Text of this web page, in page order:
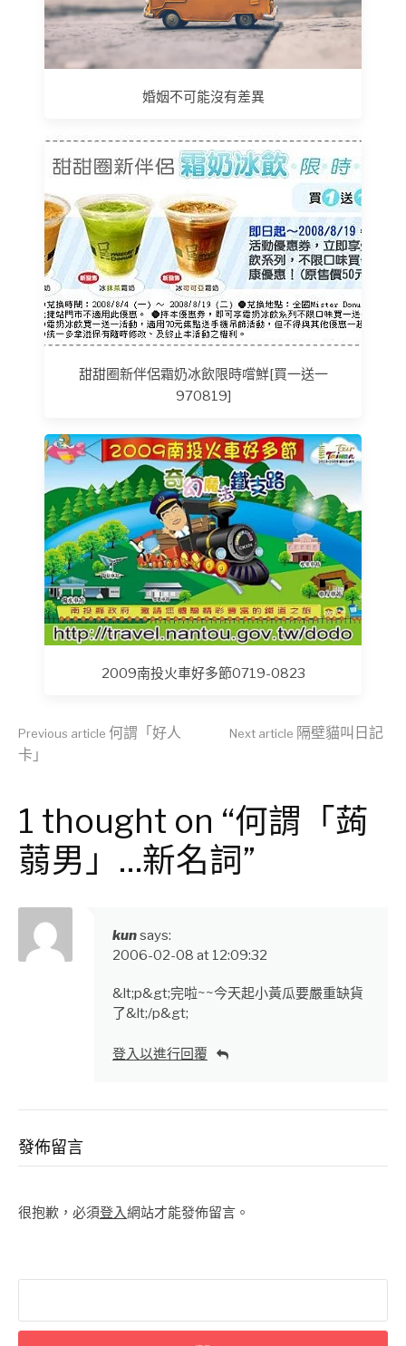
婚姻不可能沒有差異
甜甜圈新伴侶霜奶冰飲限時嚐鮮[買一送一
970819]
2009南投火車好多節0719-0823
Continue
Reading
Previous article 何謂「好人
卡」
Next article 隔壁貓叫日記
1 thought on “何謂「蒟
蒻男」…新名詞”
kunsays:
2006-02-08 at 12:09:32
&lt;p&gt;完啦~~今天起小黃瓜要嚴重缺貨
了&lt;/p&gt;
登入以進行回覆
發佈留言
很抱歉，必須登入網站才能發佈留言。
關